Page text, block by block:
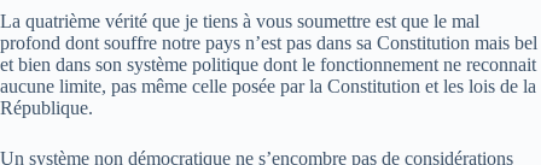
La quatrième vérité que je tiens à vous soumettre est que le mal
profond dont souffre notre pays n’est pas dans sa Constitution mais bel
et bien dans son système politique dont le fonctionnement ne reconnait
aucune limite, pas même celle posée par la Constitution et les lois de la
République.
Un système non démocratique ne s’encombre pas de considérations